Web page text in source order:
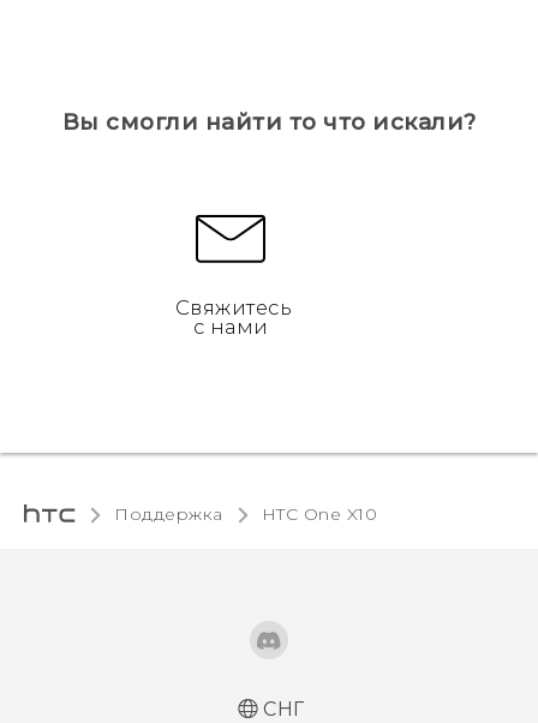
Вы смогли найти то что искали?
Свяжитесь
с нами
Поддержка HTC One X10‎
СНГ